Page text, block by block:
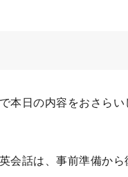
本日の内容をおさらい
会話は、事前準備から